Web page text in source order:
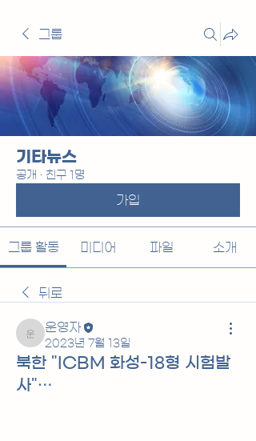
그룹
기타뉴스
공개 · 친구 1명
가입
그룹 활동 미디어 파일 소개
뒤로
운영자
운영자
2023년 7월 13일
북한 "ICBM 화성-18형 시험발
사"…